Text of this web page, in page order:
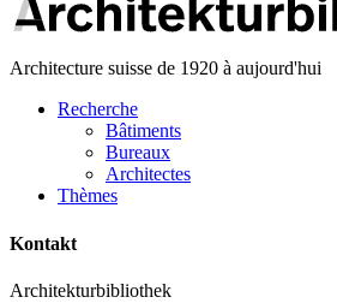
Architecture suisse de 1920 à aujourd'hui
Recherche
Bâtiments
Bureaux
Architectes
Thèmes
Kontakt
Architekturbibliothek